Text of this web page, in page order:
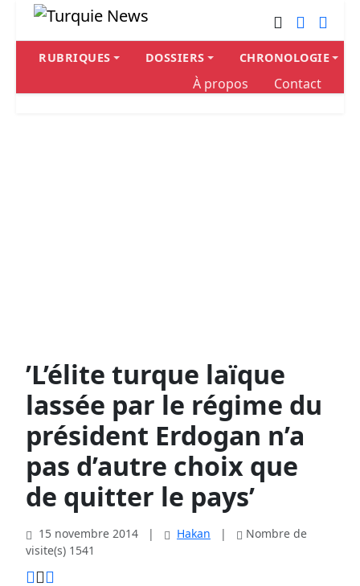
RUBRIQUES DOSSIERS CHRONOLOGIE
À propos Contact
’L’élite turque laïque
lassée par le régime du
président Erdogan n’a
pas d’autre choix que
de quitter le pays’
15 novembre 2014 | Hakan |
Nombre de
visite(s) 1541